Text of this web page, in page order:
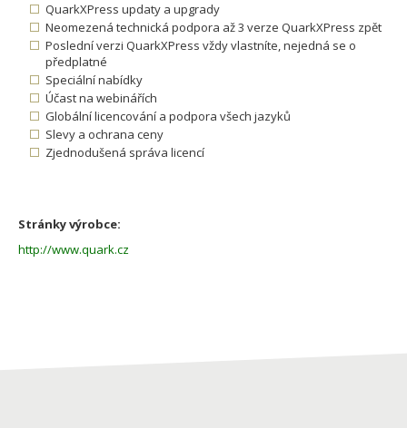
QuarkXPress updaty a upgrady
Neomezená technická podpora až 3 verze QuarkXPress zpět
Poslední verzi QuarkXPress vždy vlastníte, nejedná se o
předplatné
Speciální nabídky
Účast na webinářích
Globální licencování a podpora všech jazyků
Slevy a ochrana ceny
Zjednodušená správa licencí
Stránky výrobce:
http://www.quark.cz